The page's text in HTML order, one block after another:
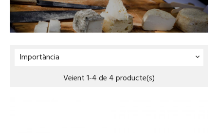
Importància 
Veient 1-4 de 4 producte(s)